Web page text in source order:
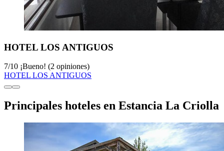
HOTEL LOS ANTIGUOS
7/10 ¡Bueno! (2 opiniones)
HOTEL LOS ANTIGUOS
Principales hoteles en Estancia La Criolla